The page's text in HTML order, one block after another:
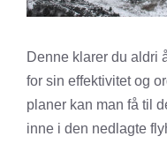
Denne klarer du aldri
for sin effektivitet og
planer kan man få til
inne i den nedlagte